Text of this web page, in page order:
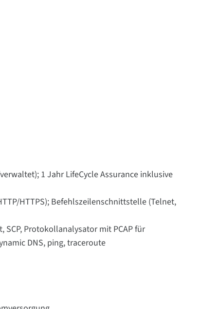
1 Jahr LifeCycle Assurance inklusive
HTTPS); Befehlszeilenschnittstelle (Telnet,
Protokollanalysator mit PCAP für
DNS, ping, traceroute